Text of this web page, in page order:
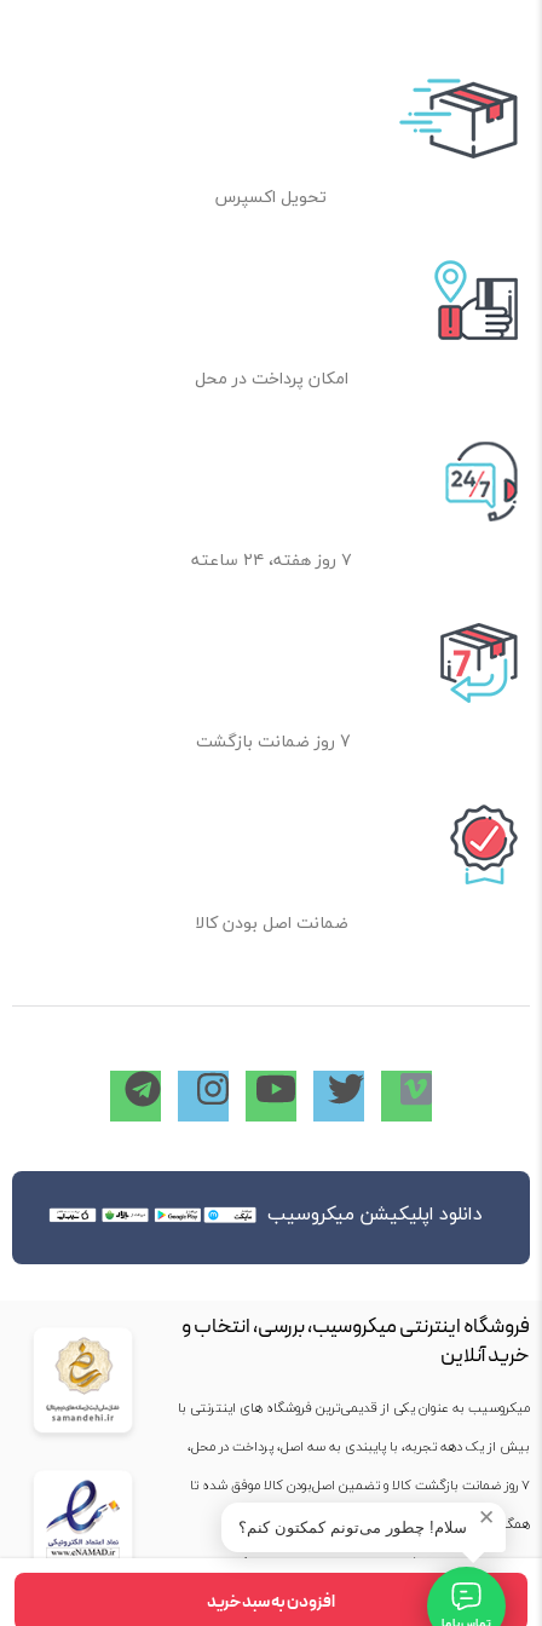
افزودن به سبد خرید
ظرفیت ورودی (Ciss): 510 پیکوفاراد در VDS = -25 ولت
تحویل اکسپرس
امکان پرداخت در محل
۷ روز هفته، ۲۴ ساعته
7 روز ضمانت بازگشت
ضمانت اصل بودن کالا
دانلود اپلیکیشن میکروسیب
فروشگاه اینترنتی میکروسیب، بررسی، انتخاب و
خرید آنلاین
میکروسیب به عنوان یکی از قدیمی‌ترین فروشگاه های اینترنتی با
بیش از یک دهه تجربه، با پایبندی به سه اصل، پرداخت در محل،
۷ روز ضمانت بازگشت کالا و تضمین اصل‌بودن کالا موفق شده تا
همگام با فروشگاه‌های معتبر جهان، به بزرگ‌ترین فروشگاه
اینترنتی ایران تبدیل شود. به محض ورود به سایت میکروسیب با
دنیایی از کالا رو به رو می‌شوید! هر آنچه که نیاز دارید و به ذهن
✕ سلام! چطور می‌تونم کمکتون کنم؟